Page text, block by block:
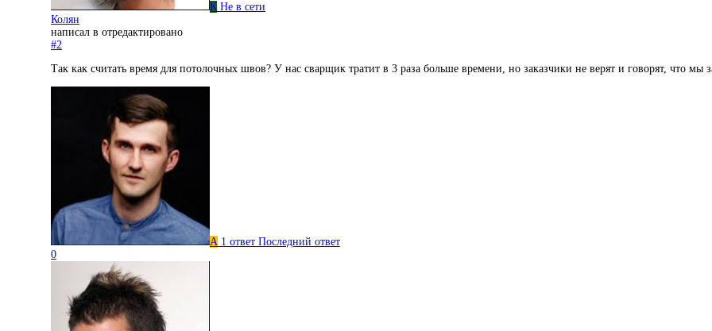
К Не в сети
Колян
написал в отредактировано
#2
Так как считать время для потолочных швов? У нас сварщик тратит в 3 раза больше времени, но заказчики не верят и говорят, что мы
А 1 ответ Последний ответ
0